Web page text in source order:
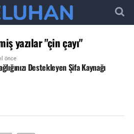
yazılar "çin çayı"
önce
Destekleyen Şifa Kaynağı